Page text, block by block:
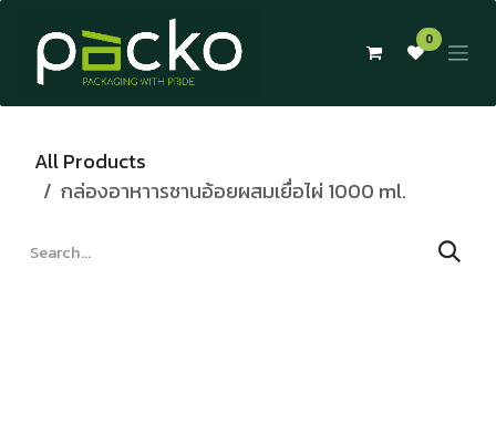
Skip to Content
0
All Products
กล่องอาหาารชานอ้อยผสมเยื่อไผ่ 1000 ml.